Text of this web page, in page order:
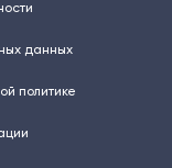
данных
политике